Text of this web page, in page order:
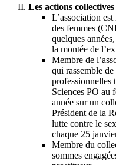
Les actions collectives
L’association
des femmes
quelques
la montée de
Membre de
qui rassemble
professionnelles
Sciences PO au
année sur un
Président de la
lutte contre le
chaque 25
Membre du
sommes